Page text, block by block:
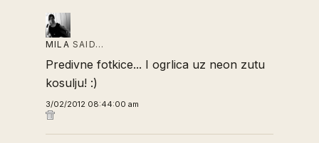
MILA SAID…
Predivne fotkice... I ogrlica uz neon zutu
kosulju! :)
3/02/2012 08:44:00 am